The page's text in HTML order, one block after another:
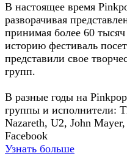
В настоящее время
разворачивая
принимая более 60
историю фестиваль
представили свое
групп.
В разные годы на
группы и исполнители:
Nazareth, U2, John
Facebook
Узнать больше